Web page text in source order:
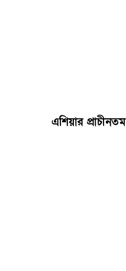
এশিয়ার